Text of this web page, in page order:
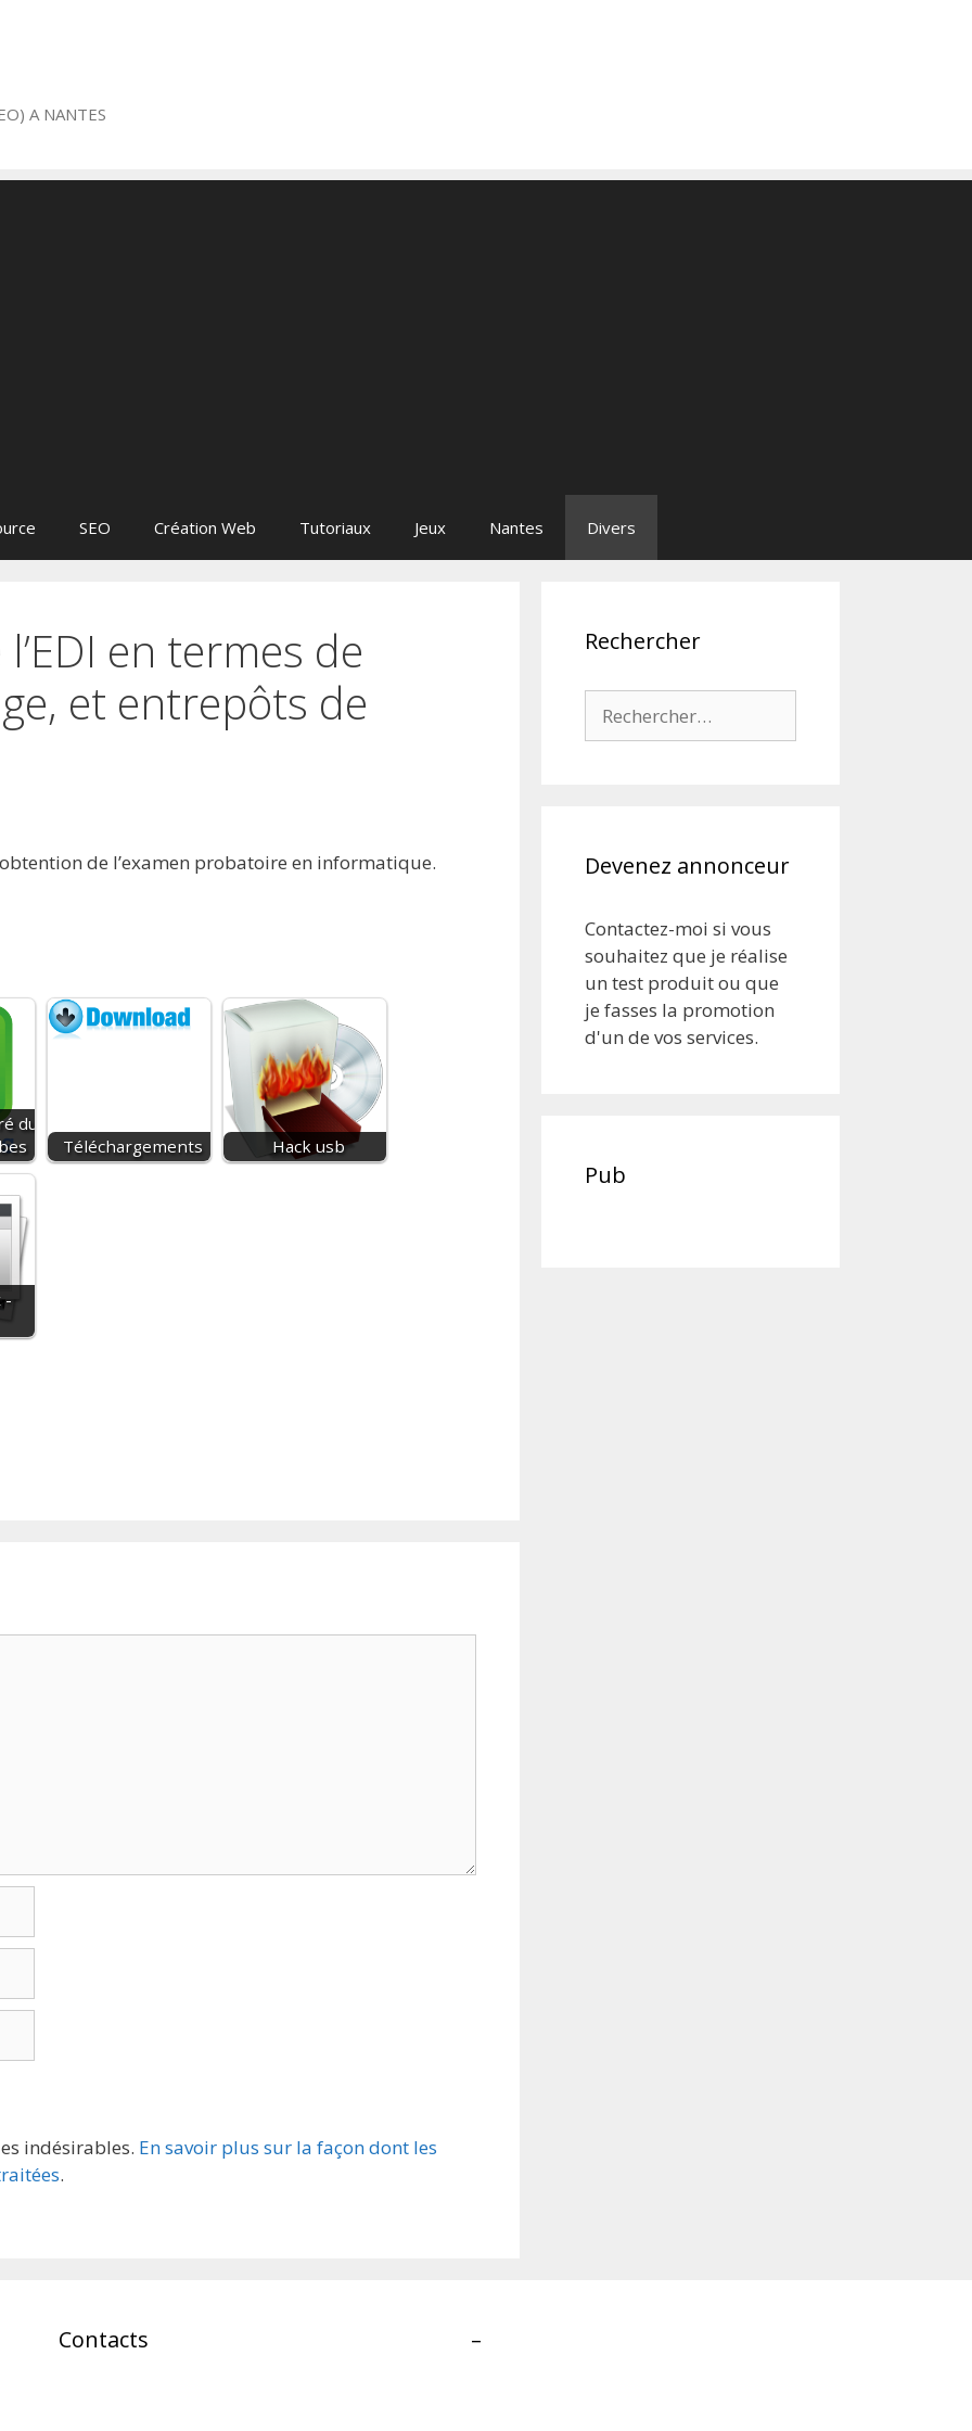
A NANTES
SEO Création Web Tutoriaux Jeux Nantes Divers
en termes de
et entrepôts de
de l’examen probatoire en informatique.
du
Téléchargements Hack usb
-
indésirables. En savoir plus sur la façon dont les
.
Rechercher
Devenez annonceur
Contactez-moi si vous
souhaitez que je réalise
un test produit ou que
je fasses la promotion
d'un de vos services.
Pub
Contacts –